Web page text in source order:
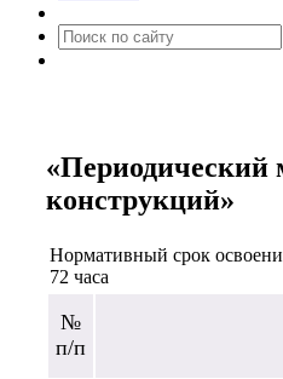
«Периодический
конструкций»
Нормативный срок
72 часа
№
п/п